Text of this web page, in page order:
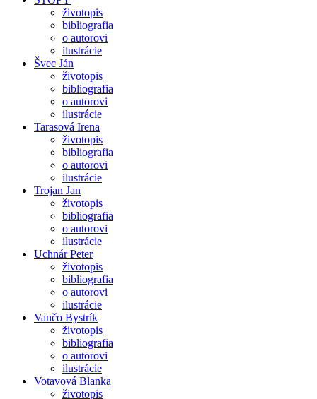
životopis
bibliografia
o autorovi
ilustrácie
Švec Ján
životopis
bibliografia
o autorovi
ilustrácie
Tarasová Irena
životopis
bibliografia
o autorovi
ilustrácie
Trojan Jan
životopis
bibliografia
o autorovi
ilustrácie
Uchnár Peter
životopis
bibliografia
o autorovi
ilustrácie
Vančo Bystrík
životopis
bibliografia
o autorovi
ilustrácie
Votavová Blanka
životopis